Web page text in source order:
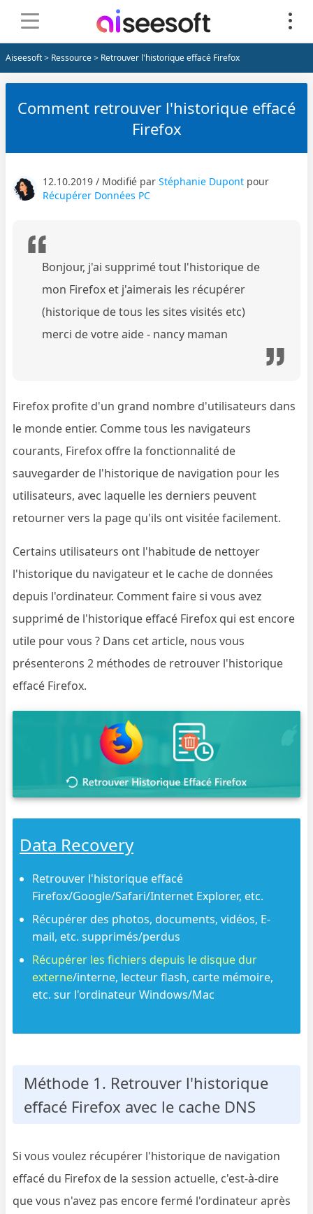
Aiseesoft> Ressource> Retrouver l'historique effacé Firefox
Comment retrouver l'historique effacé
Firefox
12.10.2019 / Modifié parStéphanie Dupont pour
Récupérer Données PC
Bonjour, j'ai supprimé tout l'historique de
mon Firefox et j'aimerais les récupérer
(historique de tous les sites visités etc)
merci de votre aide - nancy maman
Firefox profite d'un grand nombre d'utilisateurs dans
le monde entier. Comme tous les navigateurs
courants, Firefox offre la fonctionnalité de
sauvegarder de l'historique de navigation pour les
utilisateurs, avec laquelle les derniers peuvent
retourner vers la page qu'ils ont visitée facilement.
Certains utilisateurs ont l'habitude de nettoyer
l'historique du navigateur et le cache de données
depuis l'ordinateur. Comment faire si vous avez
supprimé de l'historique effacé Firefox qui est encore
utile pour vous ? Dans cet article, nous vous
présenterons 2 méthodes de retrouver l'historique
effacé Firefox.
Data Recovery
Retrouver l'historique effacé
Firefox/Google/Safari/Internet Explorer, etc.
Récupérer des photos, documents, vidéos, E-
mail, etc. supprimés/perdus
Récupérer les fichiers depuis le disque dur
externe/interne, lecteur flash, carte mémoire,
etc. sur l'ordinateur Windows/Mac
Méthode 1. Retrouver l'historique
effacé Firefox avec le cache DNS
Si vous voulez récupérer l'historique de navigation
effacé du Firefox de la session actuelle, c'est-à-dire
que vous n'avez pas encore fermé l'ordinateur après